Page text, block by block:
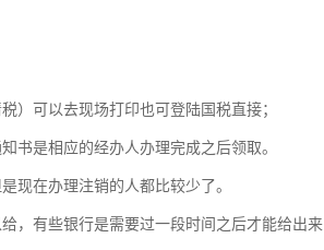
）可以去现场打印也可登陆国税直接；
书是相应的经办人办理完成之后领取。
现在办理注销的人都比较少了。
，有些银行是需要过一段时间之后才能给出来